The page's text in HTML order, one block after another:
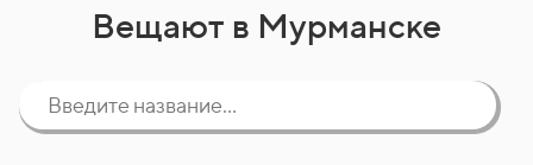
Вещают в Мурманске